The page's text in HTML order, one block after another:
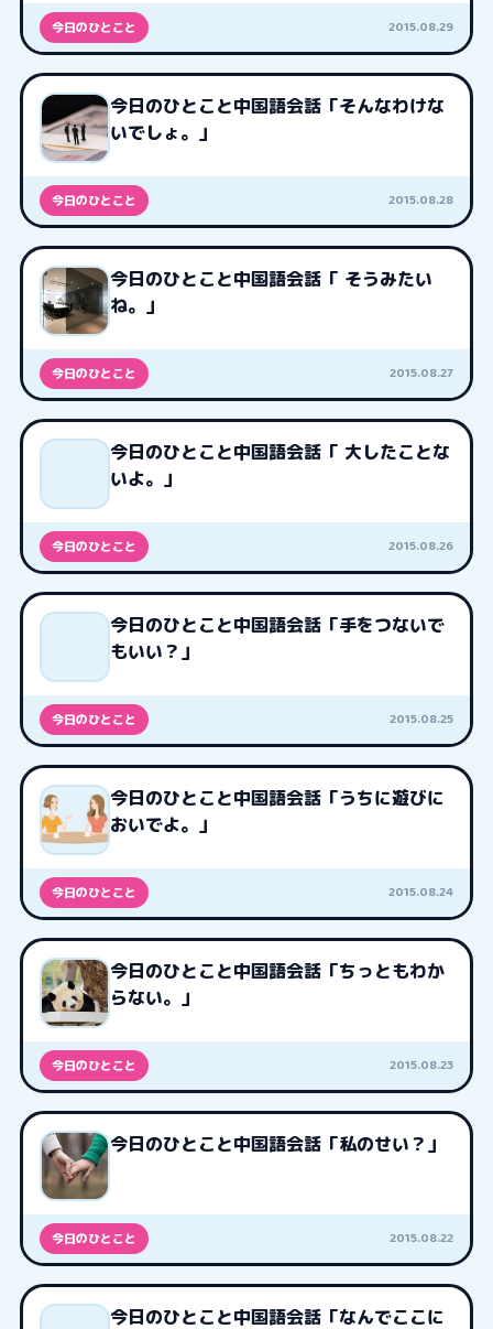
今日のひとこと 2015.08.29
今日のひとこと中国語会話「そんなわけな
いでしょ。」
今日のひとこと 2015.08.28
今日のひとこと中国語会話「 そうみたい
ね。」
今日のひとこと 2015.08.27
今日のひとこと中国語会話「 大したことな
いよ。」
今日のひとこと 2015.08.26
今日のひとこと中国語会話「手をつないで
もいい？」
今日のひとこと 2015.08.25
今日のひとこと中国語会話「うちに遊びに
おいでよ。」
今日のひとこと 2015.08.24
今日のひとこと中国語会話「ちっともわか
らない。」
今日のひとこと 2015.08.23
今日のひとこと中国語会話「私のせい？」
今日のひとこと 2015.08.22
今日のひとこと中国語会話「なんでここに